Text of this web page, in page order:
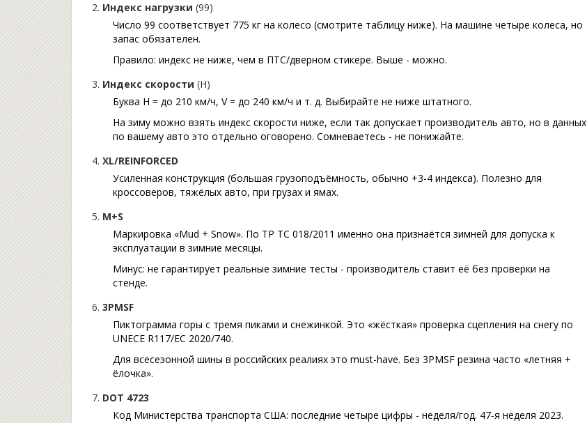
Индекс нагрузки (99)
Число 99 соответствует 775 кг на колесо (смотрите таблицу ниже). На машине четыре колеса, но
запас обязателен.
Правило: индекс не ниже, чем в ПТС/дверном стикере. Выше - можно.
Индекс скорости (H)
Буква H = до 210 км/ч, V = до 240 км/ч и т. д. Выбирайте не ниже штатного.
На зиму можно взять индекс скорости ниже, если так допускает производитель авто, но в данных
по вашему авто это отдельно оговорено. Сомневаетесь - не понижайте.
XL/REINFORCED
Усиленная конструкция (большая грузоподъёмность, обычно +3-4 индекса). Полезно для
кроссоверов, тяжёлых авто, при грузах и ямах.
M+S
Маркировка «Mud + Snow». По ТР ТС 018/2011 именно она признаётся зимней для допуска к
эксплуатации в зимние месяцы.
Минус: не гарантирует реальные зимние тесты - производитель ставит её без проверки на
стенде.
3PMSF
Пиктограмма горы с тремя пиками и снежинкой. Это «жёсткая» проверка сцепления на снегу по
UNECE R117/ЕС 2020/740.
Для всесезонной шины в российских реалиях это must-have. Без 3PMSF резина часто «летняя +
ёлочка».
DOT 4723
Код Министерства транспорта США: последние четыре цифры - неделя/год. 47‑я неделя 2023.